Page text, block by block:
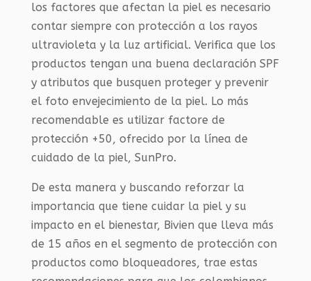
los factores que afectan la piel es necesario
contar siempre con protección a los rayos
ultravioleta y la luz artificial. Verifica que los
productos tengan una buena declaración SPF
y atributos que busquen proteger y prevenir
el foto envejecimiento de la piel. Lo más
recomendable es utilizar factore de
protección +50, ofrecido por la línea de
cuidado de la piel, SunPro.
De esta manera y buscando reforzar la
importancia que tiene cuidar la piel y su
impacto en el bienestar, Bivien que lleva más
de 15 años en el segmento de protección con
productos como bloqueadores, trae estas